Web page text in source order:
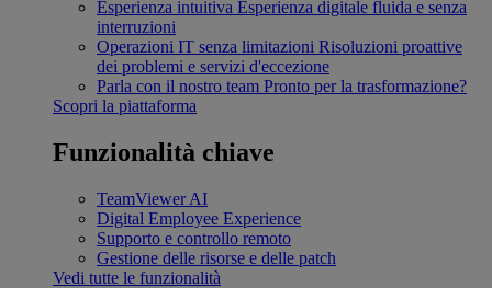
Esperienza intuitiva Esperienza digitale fluida e senza
interruzioni
Operazioni IT senza limitazioni Risoluzioni proattive
dei problemi e servizi d'eccezione
Parla con il nostro team Pronto per la trasformazione?
Scopri la piattaforma
Funzionalità chiave
TeamViewer AI
Digital Employee Experience
Supporto e controllo remoto
Gestione delle risorse e delle patch
Vedi tutte le funzionalità